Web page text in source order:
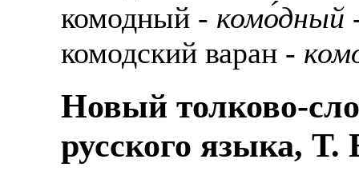
комодный - комо́дный
комодский варан -
Новый толково-
русского языка,